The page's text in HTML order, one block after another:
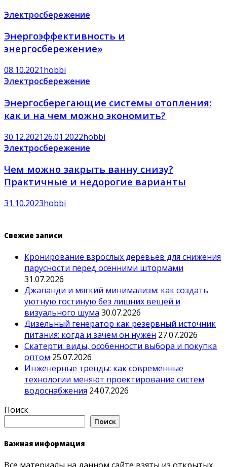
Электросбережение
Энергоэффективность и
энергосбережение»
08.10.2021hobbi
Электросбережение
Энергосберегающие системы отопления:
как и на чем можно экономить?
30.12.202126.01.2022hobbi
Электросбережение
Чем можно закрыть ванну снизу?
Практичные и недорогие варианты
31.10.2023hobbi
Свежие записи
Кронирование взрослых деревьев для снижения
парусности перед осенними штормами
31.07.2026
Джапанди и мягкий минимализм: как создать
уютную гостиную без лишних вещей и
визуального шума 30.07.2026
Дизельный генератор как резервный источник
питания: когда и зачем он нужен 27.07.2026
Скатерти: виды, особенности выбора и покупка
оптом 25.07.2026
Инженерные тренды: как современные
технологии меняют проектирование систем
водоснабжения 24.07.2026
Поиск
Поиск
Важная информация